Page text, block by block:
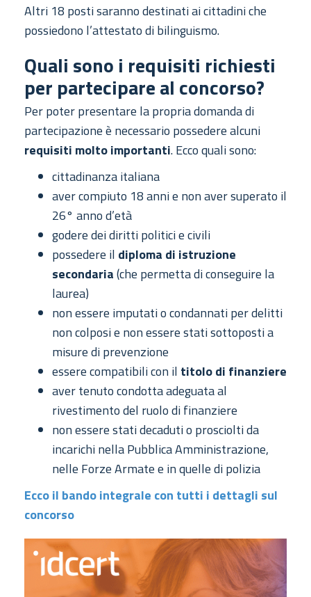
Altri 18 posti saranno destinati ai cittadini che
possiedono l’attestato di bilinguismo.
Quali sono i requisiti richiesti
per partecipare al concorso?
Per poter presentare la propria domanda di
partecipazione è necessario possedere alcuni
requisiti molto importanti. Ecco quali sono:
cittadinanza italiana
aver compiuto 18 anni e non aver superato il
26° anno d’età
godere dei diritti politici e civili
possedere il diploma di istruzione
secondaria(che permetta di conseguire la
laurea)
non essere imputati o condannati per delitti
non colposi e non essere stati sottoposti a
misure di prevenzione
essere compatibili con il titolo di finanziere
aver tenuto condotta adeguata al
rivestimento del ruolo di finanziere
non essere stati decaduti o prosciolti da
incarichi nella Pubblica Amministrazione,
nelle Forze Armate e in quelle di polizia
Ecco il bando integrale con tutti i dettagli sul
concorso